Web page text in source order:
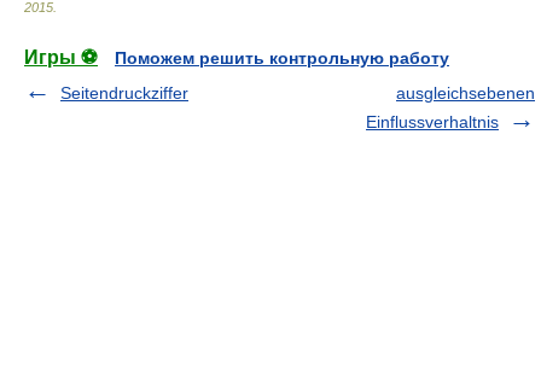
2015
Игры ⚽
Поможем решить контрольную работу
Seitendruckziffer
ausgleichsebenen
Einflussverhaltnis